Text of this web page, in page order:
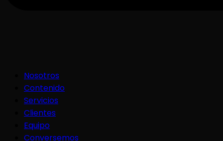
Nosotros
Contenido
Servicios
Clientes
Equipo
Conversemos